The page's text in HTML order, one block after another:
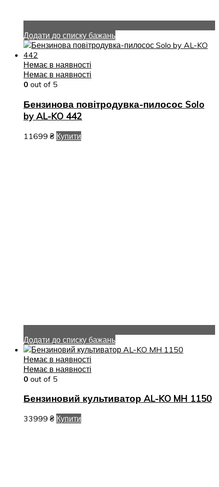
Додати до списку бажань
Немає в наявності
Немає в наявності
0 out of 5
Бензинова повітродувка-пилосос Solo
by AL-KO 442
11699 ₴ Купити
Додати до списку бажань
Немає в наявності
Немає в наявності
0 out of 5
Бензиновий культиватор AL-KO MH 1150
33999 ₴ Купити